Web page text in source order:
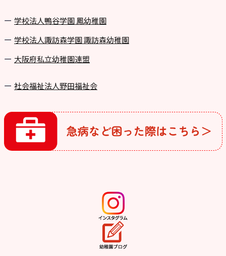
学校法⼈鴨⾕学園 鳳幼稚園
学校法⼈諏訪森学園 諏訪森幼稚園
⼤阪府私⽴幼稚園連盟
社会福祉法人野田福祉会